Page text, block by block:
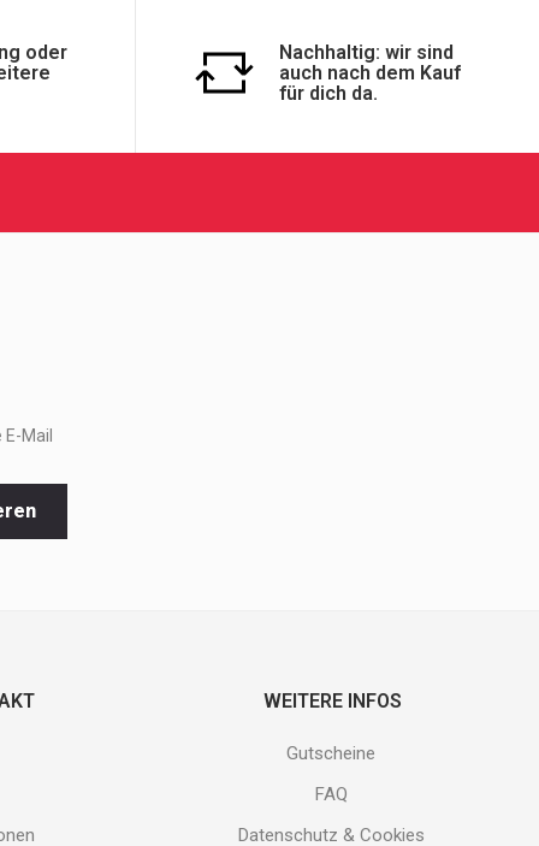
oder
Nachhaltig: wir sind
auch nach dem Kauf
für dich da.
Mail
WEITERE INFOS
Gutscheine
FAQ
Datenschutz & Cookies